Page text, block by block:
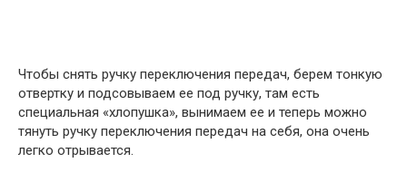
Чтобы снять ручку переключения передач, берем тонкую
отвертку и подсовываем ее под ручку, там есть
специальная «хлопушка», вынимаем ее и теперь можно
тянуть ручку переключения передач на себя, она очень
легко отрывается.